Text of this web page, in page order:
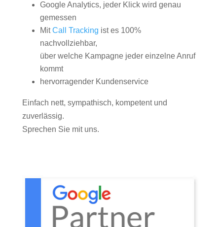
Google Analytics, jeder Klick wird genau
gemessen
MitCall Tracking ist es 100%
nachvollziehbar,
über welche Kampagne jeder einzelne Anruf
kommt
hervorragender Kundenservice
Einfach nett, sympathisch, kompetent und
zuverlässig.
Sprechen Sie mit uns.